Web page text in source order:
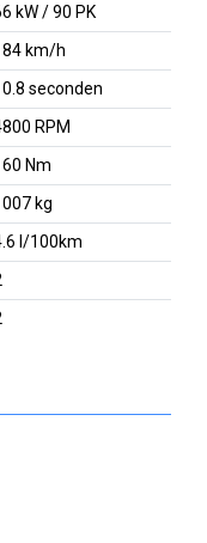
kW / 90 PK
km/h
seconden
RPM
Nm
kg
l/100km